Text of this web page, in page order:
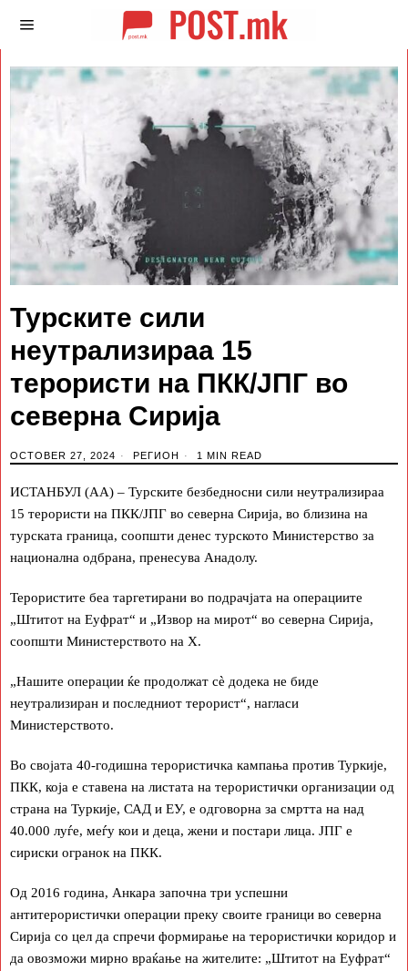
Турските сили
неутрализираа 15
терористи на ПКК/ЈПГ во
северна Сирија
OCTOBER 27, 2024 РЕГИОН 1 MIN READ
ИСТАНБУЛ (АА) – Турските безбедносни сили неутрализираа
15 терористи на ПКК/ЈПГ во северна Сирија, во близина на
турската граница, соопшти денес турското Министерство за
национална одбрана, пренесува Анадолу.
Терористите беа таргетирани во подрачјата на операциите
„Штитот на Еуфрат“ и „Извор на мирот“ во северна Сирија,
соопшти Министерството на Х.
„Нашите операции ќе продолжат сѐ додека не биде
неутрализиран и последниот терорист“, нагласи
Министерството.
Во својата 40-годишна терористичка кампања против Туркије,
ПКК, која е ставена на листата на терористички организации од
страна на Туркије, САД и ЕУ, е одговорна за смртта на над
40.000 луѓе, меѓу кои и деца, жени и постари лица. ЈПГ е
сириски огранок на ПКК.
Од 2016 година, Анкара започна три успешни
антитерористички операции преку своите граници во северна
Сирија со цел да спречи формирање на терористички коридор и
да овозможи мирно враќање на жителите: „Штитот на Еуфрат“